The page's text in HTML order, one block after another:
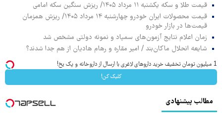
قیمت طلا و سکه یکشنبه ۱۱ مرداد ۱۴۰۵/ ریزش سنگین سکه امامی
قیمت محصولات ایران خودرو چهارشنبه ۱۴ مرداد ۱۴۰۵/ ریزش همزمان
قیمت‌ها در بازار خودرو
زمان اعلام نتایج آزمون‌های سمپاد و نمونه دولتی مشخص شد
شایعه انحلال ماکان‌بند / امیر مقاره و رهام هادیان از هم جدا شدند؟
1 میلیون تومان تخفیف خرید داروهای لاغری با ارسال از داروخانه و پک یخ!
کلیک کن!
مطالب پیشنهادی